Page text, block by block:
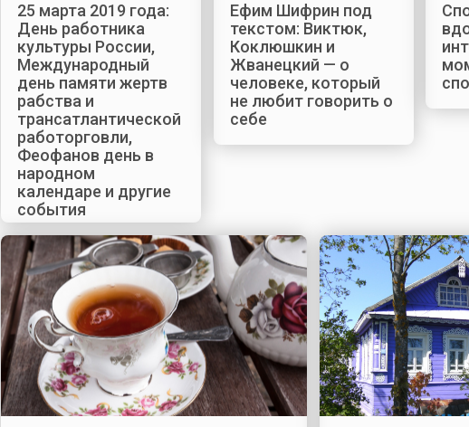
25 марта 2019 года:
День работника
культуры России,
Международный
день памяти жертв
рабства и
трансатлантической
работорговли,
Феофанов день в
народном
календаре и другие
события
Ефим Шифрин под
текстом: Виктюк,
Коклюшкин и
Жванецкий — о
человеке, который
не любит говорить о
себе